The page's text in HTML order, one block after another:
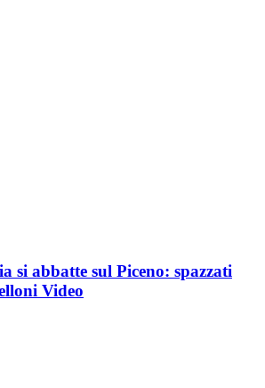
si abbatte sul Piceno: spazzati
Video